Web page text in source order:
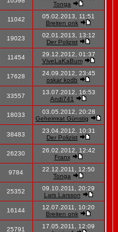
Tonga
11042
05.02.2013, 11:51
Breiten onk
19023
02.01.2013, 13:12
Der Polizist
11454
29.12.2012, 01:37
ViveLaKaBum
17628
24.09.2012, 23:45
oskar kodb
33557
13.07.2012, 16:53
Andi741
18033
03.05.2012, 20:28
Geheimrat Günstig
38483
23.04.2012, 10:31
Der Polizist
26230
26.02.2012, 12:42
Franx
9784
22.12.2011, 12:50
Tonga
25352
09.10.2011, 20:29
Lars Larsson
16144
12.07.2011, 10:20
Breiten onk
25791
17.05.2011, 12:09